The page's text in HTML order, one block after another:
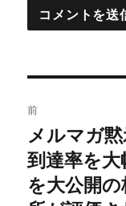
稿
ナ
ビ
前
過
去
の
投
メルマガ
到達率を
を大公開